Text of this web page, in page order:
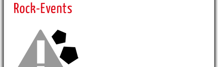
Rock-Events